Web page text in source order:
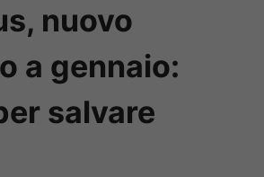
nuovo
a gennaio:
salvare